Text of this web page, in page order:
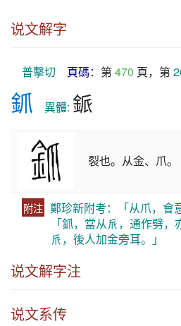
说文解字
普擊切 頁碼：第 470 頁，第
釽 異體: 䤨
裂也。从金、爪。
附注 鄭珍新附考：「从爪，會
「釽，當从𠂢，通作劈
𠂢，後人加金旁耳。」
说文解字注
说文系传